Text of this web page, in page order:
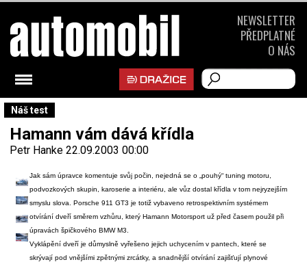
Náš test
Hamann vám dává křídla
Petr Hanke 22.09.2003 00:00
Jak sám úpravce komentuje svůj počin, nejedná se o „pouhý“ tuning motoru,
podvozkových skupin, karoserie a interiéru, ale vůz dostal křídla v tom nejryzejším
smyslu slova. Porsche 911 GT3 je totiž vybaveno retrospektivním systémem
otvírání dveří směrem vzhůru, který Hamann Motorsport už před časem použil při
úpravách špičkového BMW M3.
Vyklápění dveří je důmyslně vyřešeno jejich uchycením v pantech, které se
skrývají pod vnějšími zpětnými zrcátky, a snadnější otvírání zajišťují plynové
NEWSLETTER
PŘEDPLATNÉ
O NÁS